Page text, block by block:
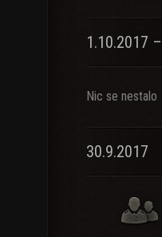
1.10.2017
Nic se nestalo
30.9.2017